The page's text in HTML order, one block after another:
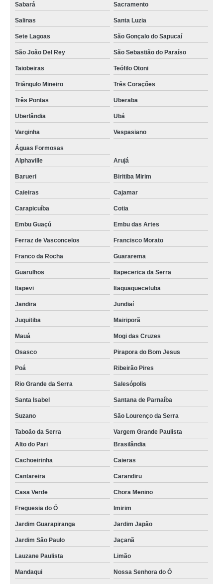
Sabará Sacramento
Salinas Santa Luzia
Sete Lagoas São Gonçalo do Sapucaí
São João Del Rey São Sebastião do Paraíso
Taiobeiras Teófilo Otoni
Triângulo Mineiro Três Corações
Três Pontas Uberaba
Uberlândia Ubá
Varginha Vespasiano
Águas Formosas
Alphaville
Arujá
Barueri Biritiba Mirim
Caieiras Cajamar
Carapicuíba Cotia
Embu Guaçú Embu das Artes
Ferraz de Vasconcelos Francisco Morato
Franco da Rocha Guararema
Guarulhos Itapecerica da Serra
Itapevi Itaquaquecetuba
Jandira Jundiaí
Juquitiba Mairiporã
Mauá Mogi das Cruzes
Osasco Pirapora do Bom Jesus
Poá Ribeirão Pires
Rio Grande da Serra Salesópolis
Santa Isabel Santana de Parnaíba
Suzano São Lourenço da Serra
Taboão da Serra
Vargem Grande Paulista
Alto do Pari
Brasilândia
Cachoeirinha Caieras
Cantareira Carandiru
Casa Verde Chora Menino
Freguesia do Ó Imirim
Jardim Guarapiranga Jardim Japão
Jardim São Paulo Jaçanã
Lauzane Paulista Limão
Mandaqui Nossa Senhora do Ó